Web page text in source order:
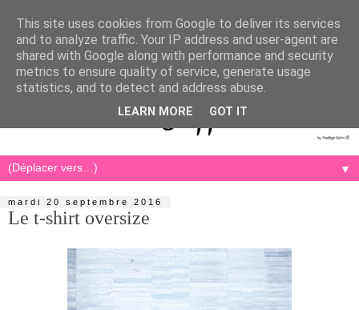
▼
mardi 20 septembre 2016
Le t-shirt oversize
This site uses cookies from Google to deliver its services
and to analyze traffic. Your IP address and user-agent are
shared with Google along with performance and security
metrics to ensure quality of service, generate usage
statistics, and to detect and address abuse.
LEARN MORE GOT IT